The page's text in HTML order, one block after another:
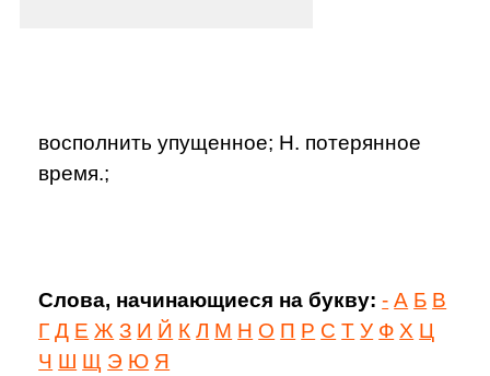
восполнить упущенное; Н. потерянное
время.;
Слова, начинающиеся на букву: - А Б В
Г Д Е Ж З И Й К Л М Н О П Р С Т У Ф Х Ц
Ч Ш Щ Э Ю Я